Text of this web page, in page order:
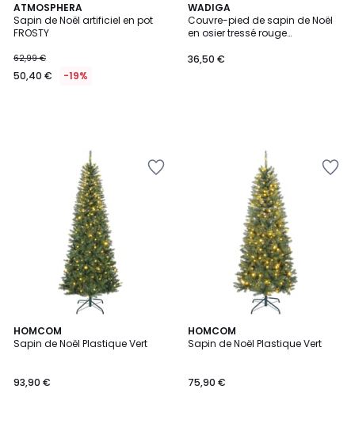
ATMOSPHERA
Sapin de Noël artificiel en pot
FROSTY
62,99 €
50,40 € -19%
WADIGA
Couvre-pied de sapin de Noël
en osier tressé rouge
36,50 €
HOMCOM
Sapin de Noël Plastique Vert
93,90 €
HOMCOM
Sapin de Noël Plastique Vert
75,90 €